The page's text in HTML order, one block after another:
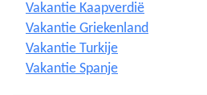
Vakantie Kaapverdië
Vakantie Griekenland
Vakantie Turkije
Vakantie Spanje